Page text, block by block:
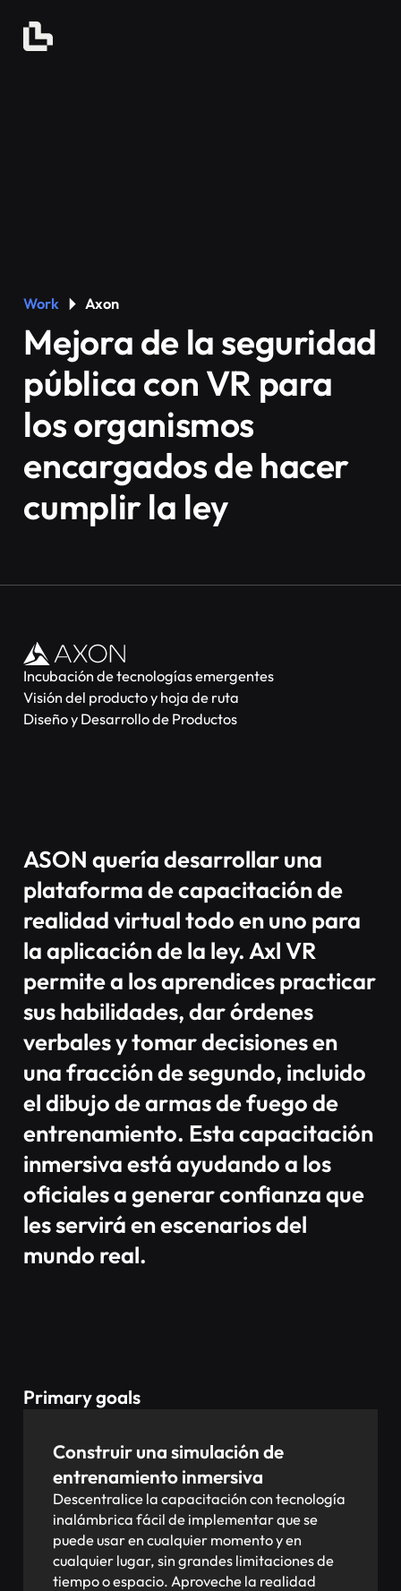
Work Axon
Mejora de la seguridad
pública con VR para
los organismos
encargados de hacer
cumplir la ley
Incubación de tecnologías emergentes
Visión del producto y hoja de ruta
Diseño y Desarrollo de Productos
ASON quería desarrollar una
plataforma de capacitación de
realidad virtual todo en uno para
la aplicación de la ley. Axl VR
permite a los aprendices practicar
sus habilidades, dar órdenes
verbales y tomar decisiones en
una fracción de segundo, incluido
el dibujo de armas de fuego de
entrenamiento. Esta capacitación
inmersiva está ayudando a los
oficiales a generar confianza que
les servirá en escenarios del
mundo real.
Primary goals
Construir una simulación de
entrenamiento inmersiva
Descentralice la capacitación con tecnología
inalámbrica fácil de implementar que se
puede usar en cualquier momento y en
cualquier lugar, sin grandes limitaciones de
tiempo o espacio. Aproveche la realidad